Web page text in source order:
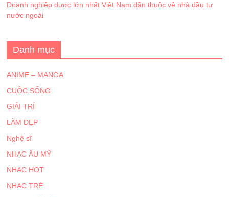
Doanh nghiệp dược lớn nhất Việt Nam dần thuộc về nhà đầu tư
nước ngoài
Danh mục
ANIME – MANGA
CUỘC SỐNG
GIẢI TRÍ
LÀM ĐẸP
Nghệ sĩ
NHẠC ÂU MỸ
NHẠC HOT
NHẠC TRẺ